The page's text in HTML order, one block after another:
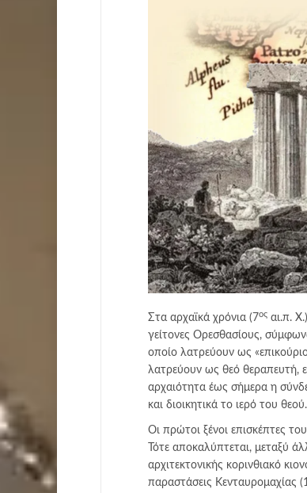
Στα αρχαϊκά χρόνια (7ος αι.π.
γείτονες Ορεσθασίους,
οποίο λατρεύουν ως
λατρεύουν ως θεό θεραπευτή,
αρχαιότητα έως σήμερα η
και διοικητικά το ιερό του θεού.
Οι πρώτοι ξένοι επισκέπτες
Τότε αποκαλύπτεται, μεταξύ
αρχιτεκτονικής κορινθιακό
παραστάσεις Κενταυρομαχίας